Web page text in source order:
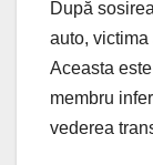
După
auto, victima
Aceasta
membru
vederea